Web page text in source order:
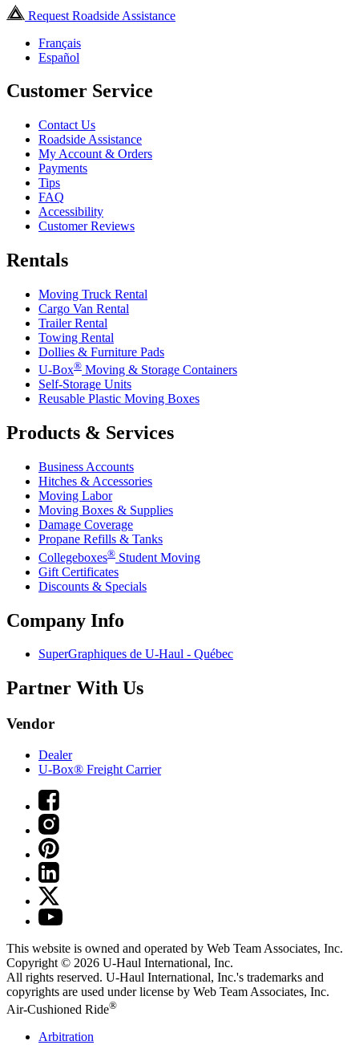
Request Roadside Assistance
Français
Español
Customer Service
Contact Us
Roadside Assistance
My Account & Orders
Payments
Tips
FAQ
Accessibility
Customer Reviews
Rentals
Moving Truck Rental
Cargo Van Rental
Trailer Rental
Towing Rental
Dollies & Furniture Pads
U-Box® Moving & Storage Containers
Self-Storage Units
Reusable Plastic Moving Boxes
Products & Services
Business Accounts
Hitches & Accessories
Moving Labor
Moving Boxes & Supplies
Damage Coverage
Propane Refills & Tanks
Collegeboxes® Student Moving
Gift Certificates
Discounts & Specials
Company Info
SuperGraphiques de U-Haul - Québec
Partner With Us
Vendor
Dealer
U-Box® Freight Carrier
This website is owned and operated by Web Team Associates, Inc.
Copyright © 2026 U-Haul International, Inc.
All rights reserved. U-Haul International, Inc.'s trademarks and
copyrights are used under license by Web Team Associates, Inc.
Air-Cushioned Ride®
Arbitration